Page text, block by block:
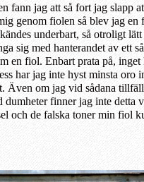
fann jag att så fort jag slapp
genom fiolen så blev jag en
underbart, så otroligt
sig med hanterandet av ett
en fiol. Enbart prata på, inget
har jag inte hyst minsta oro
Även om jag vid sådana
dumheter finner jag inte detta
och de falska toner min fiol